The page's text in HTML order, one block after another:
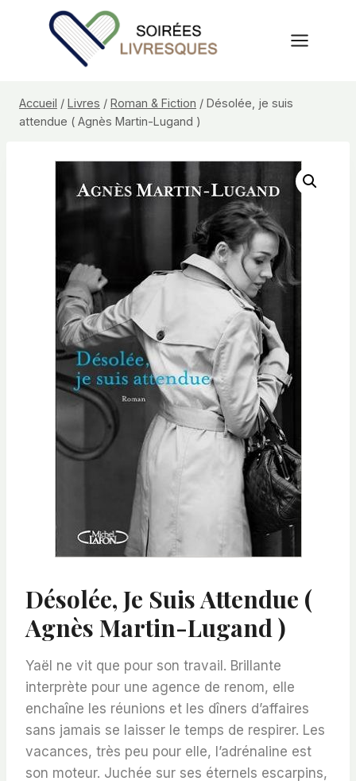
Accueil / Livres / Roman & Fiction / Désolée, je suis
attendue ( Agnès Martin-Lugand )
Désolée, Je Suis Attendue (
Agnès Martin-Lugand )
Yaël ne vit que pour son travail. Brillante
interprète pour une agence de renom, elle
enchaîne les réunions et les dîners d’affaires
sans jamais se laisser le temps de respirer. Les
vacances, très peu pour elle, l’adrénaline est
son moteur. Juchée sur ses éternels escarpins,